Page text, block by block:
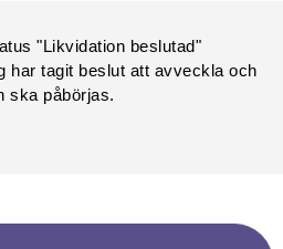
"Likvidation beslutad"
har tagit beslut att avveckla och
ska påbörjas.